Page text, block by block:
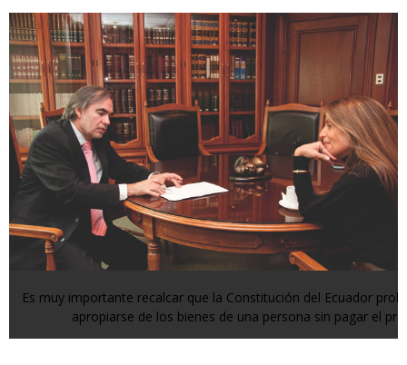
Es muy importante recalcar que la Constitución del Ecuador
apropiarse de los bienes de una persona sin pagar el